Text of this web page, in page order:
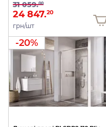
31 059.00
24 847.20
грн/шт
-20%